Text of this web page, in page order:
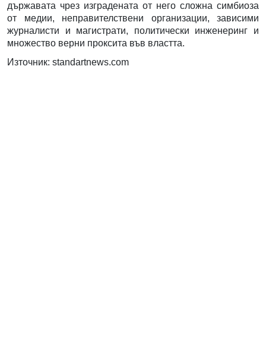
държавата чрез изградената от него сложна симбиоза
от медии, неправителствени организации, зависими
журналисти и магистрати, политически инженеринг и
множество верни проксита във властта.
Източник: standartnews.com